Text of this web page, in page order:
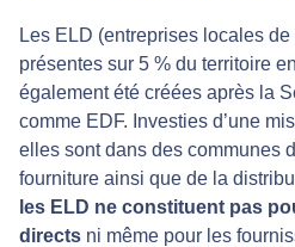
Les ELD (entreprises locales
présentes sur 5 % du territoire
également été créées après la
comme EDF. Investies d’une
elles sont dans des communes
fourniture ainsi que de la
les ELD ne constituent pas
directs ni même pour les